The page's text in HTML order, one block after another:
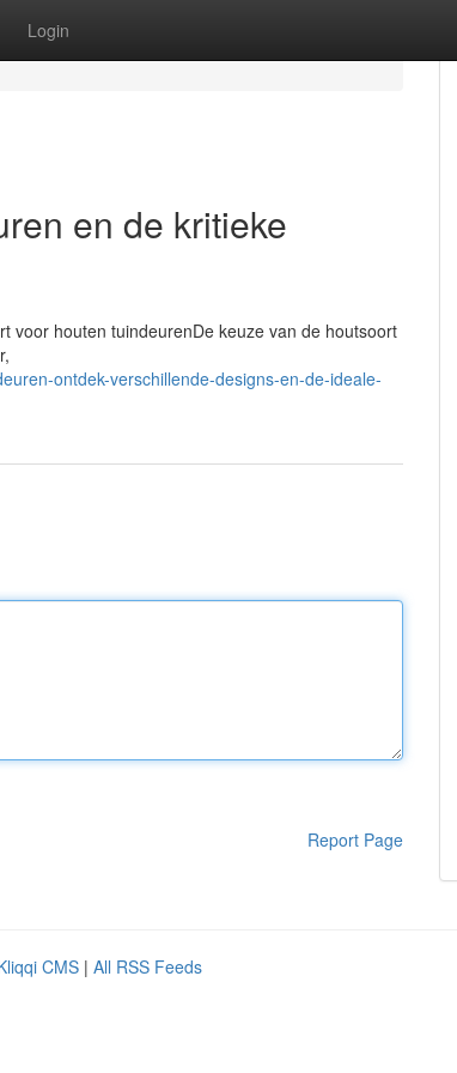
Login
en de kritieke
voor houten tuindeurenDe keuze van de houtsoort
ontdek-verschillende-designs-en-de-ideale-
Report Page
CMS | All RSS Feeds